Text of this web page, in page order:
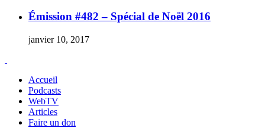
Émission #482 – Spécial de Noël 2016
janvier 10, 2017
Accueil
Podcasts
WebTV
Articles
Faire un don